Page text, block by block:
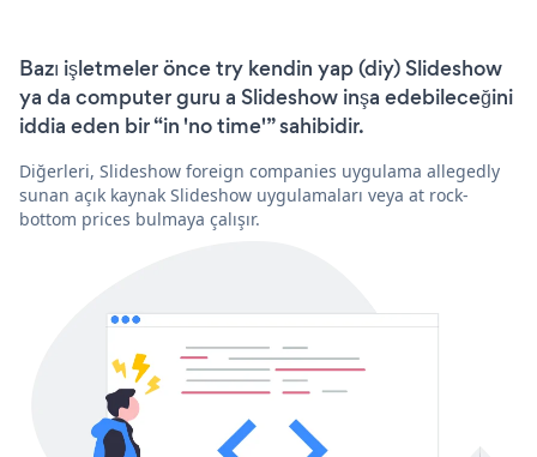
Bazı işletmeler önce try kendin yap (diy) Slideshow
ya da computer guru a Slideshow inşa edebileceğini
iddia eden bir “in 'no time'” sahibidir.
Diğerleri, Slideshow foreign companies uygulama allegedly
sunan açık kaynak Slideshow uygulamaları veya at rock-
bottom prices bulmaya çalışır.